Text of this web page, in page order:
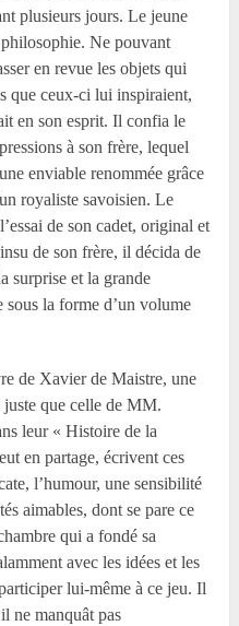
plusieurs jours. Le jeune
Ne pouvant
en revue les objets qui
que ceux-ci lui inspiraient,
en son esprit. Il confia le
à son frère, lequel
enviable renommée grâce
royaliste savoisien. Le
de son cadet, original et
de son frère, il décida de
surprise et la grande
sous la forme d’un volume
de Xavier de Maistre, une
que celle de MM.
leur « Histoire de la
en partage, écrivent ces
l’humour, une sensibilité
aimables, dont se pare ce
qui a fondé sa
avec les idées et les
lui-même à ce jeu. Il
ne manquât pas